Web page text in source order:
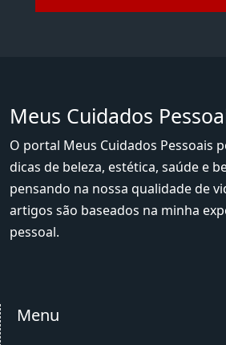
Meus Cuidados
O portal Meus Cuidados Pessoais
dicas de beleza, estética, saúde e
pensando na nossa qualidade de
artigos são baseados na minha
pessoal.
Menu